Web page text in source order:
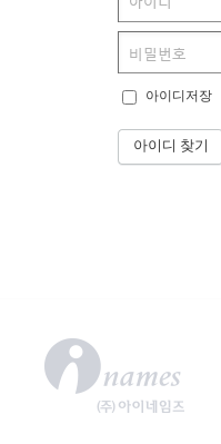
아이디저장
아이디 찾기